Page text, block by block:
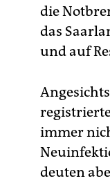
die
das
und auf
immer
deuten